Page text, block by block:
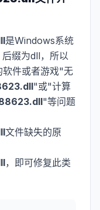
是Windows系统
缀为dll，所以
软件或者游戏"无
"或"计算
"等问题
文件缺失的原
，即可修复此类